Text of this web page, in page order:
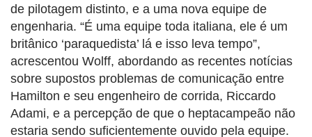
de pilotagem distinto, e a uma nova equipe de
engenharia. “É uma equipe toda italiana, ele é um
britânico ‘paraquedista’ lá e isso leva tempo”,
acrescentou Wolff, abordando as recentes notícias
sobre supostos problemas de comunicação entre
Hamilton e seu engenheiro de corrida, Riccardo
Adami, e a percepção de que o heptacampeão não
estaria sendo suficientemente ouvido pela equipe.